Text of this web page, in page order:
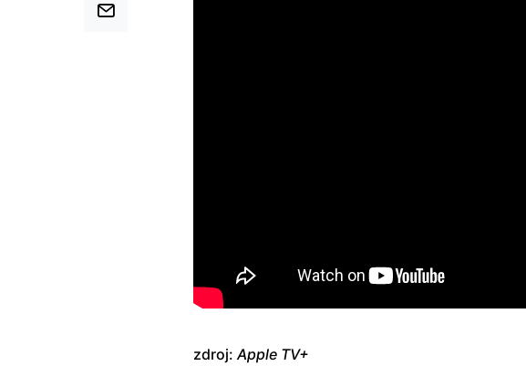
zdroj:Apple TV+